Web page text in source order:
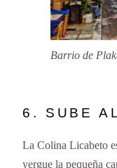
Barrio de
6. SUBE
La Colina Licabeto
yergue la pequeña